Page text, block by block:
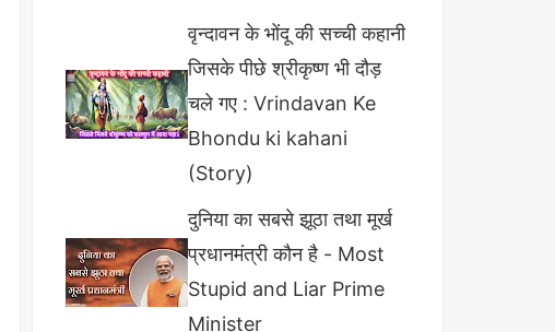
वृन्दावन के भोंदू की सच्ची कहानी
जिसके पीछे श्रीकृष्ण भी दौड़
चले गए : Vrindavan Ke
Bhondu ki kahani
(Story)
दुनिया का सबसे झूठा तथा मूर्ख
प्रधानमंत्री कौन है - Most
Stupid and Liar Prime
Minister